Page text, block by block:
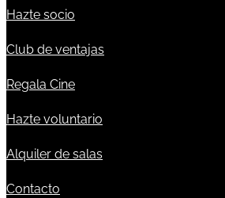
Hazte socio
Club de ventajas
Regala Cine
Hazte voluntario
Alquiler de salas
Contacto